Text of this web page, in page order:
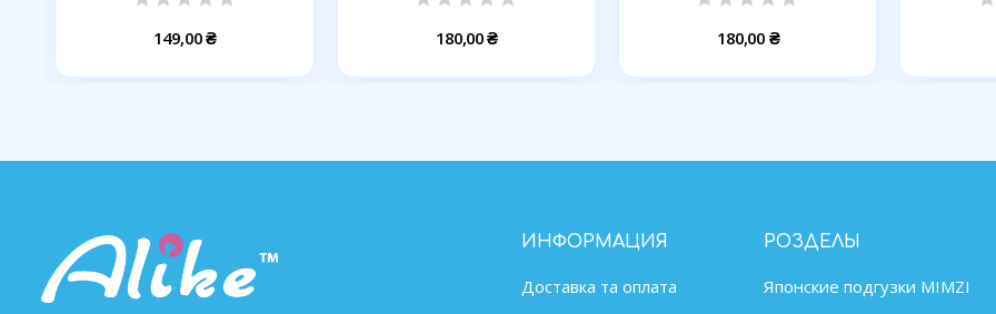
149,00 ₴ 180,00 ₴ 180,00 ₴
ИНФОРМАЦИЯ
Доставка та оплата
РОЗДЕЛЫ
Японские подгузки MIMZІ